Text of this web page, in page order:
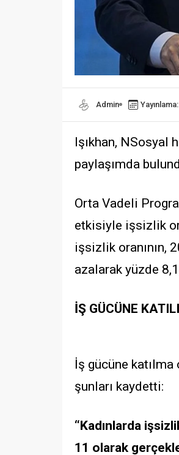
Admin
Işıkhan, NSosyal
paylaşımda
Orta Vadeli
etkisiyle işsizlik
işsizlik oranının,
azalarak yüzde
İŞ GÜCÜNE
İş gücüne katılma
şunları kaydetti:
“Kadınlarda
11 olarak